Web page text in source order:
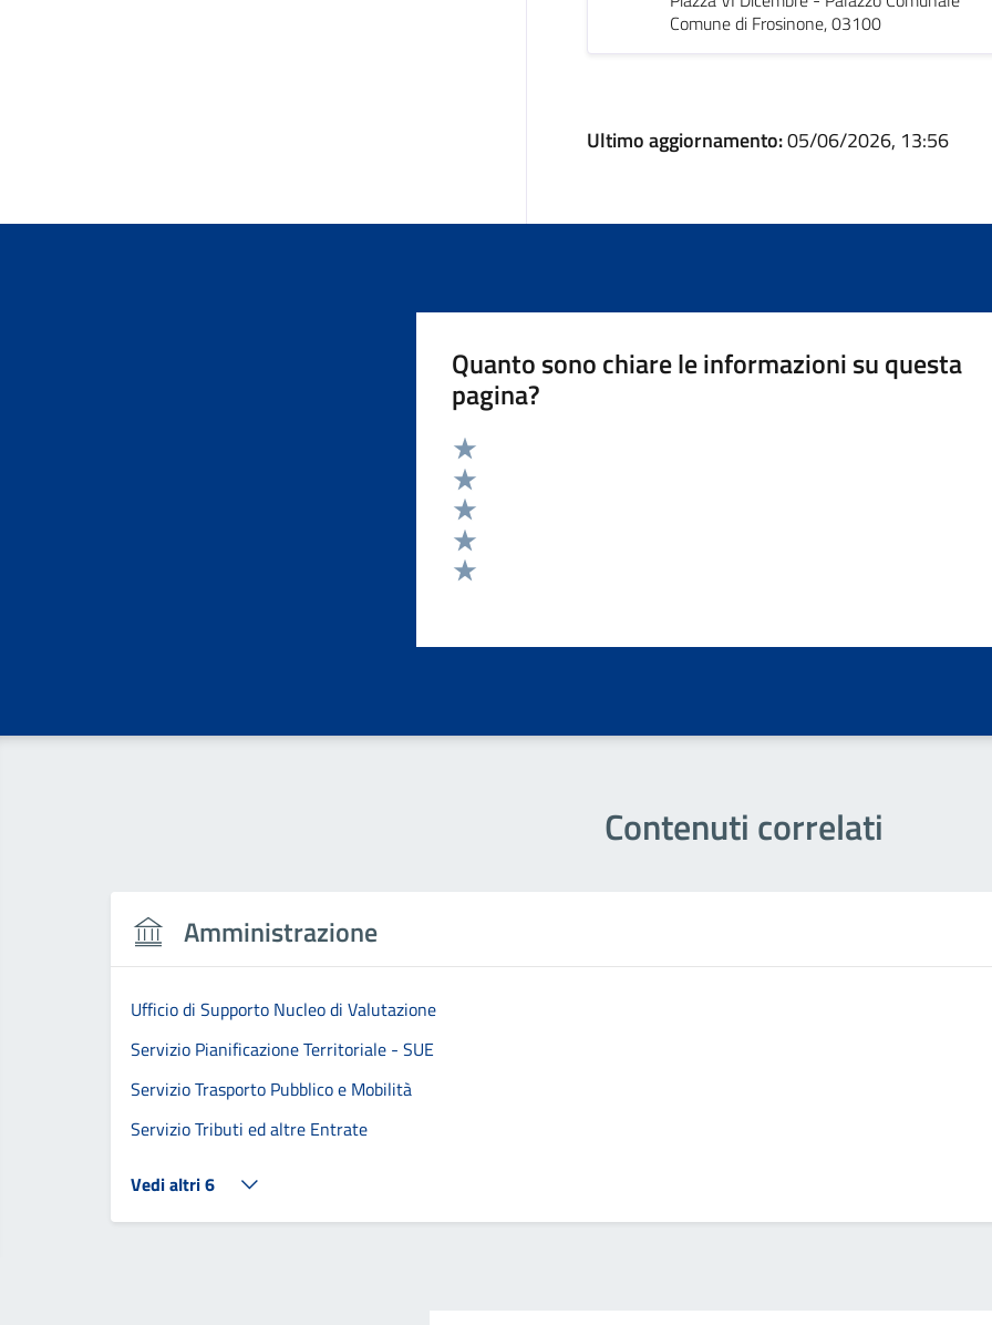
Comune di Frosinone, 03100
Ultimo aggiornamento:05/06/2026, 13:56
Quanto sono chiare le informazioni su questa
pagina?
Valuta 5 stelle su 5
Valuta 4 stelle su 5
Valuta 3 stelle su 5
Valuta 2 stelle su 5
Contenuti correlati
Amministrazione
Ufficio di Supporto Nucleo di Valutazione
Servizio Pianificazione Territoriale - SUE
Servizio Trasporto Pubblico e Mobilità
Servizio Tributi ed altre Entrate
Vedi altri 6